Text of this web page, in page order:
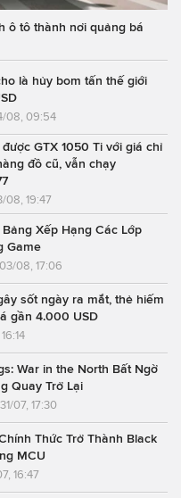
ô tô thành nơi quảng bá
là hủy bom tấn thế giới
08, 09:54
GTX 1050 Ti với giá chỉ
đồ cũ, vẫn chạy
08, 19:47
Xếp Hạng Các Lớp
Game
03/08, 17:06
sốt ngày ra mắt, thẻ hiếm
gần 4.000 USD
War in the North Bất Ngờ
Quay Trở Lại
31/07, 17:30
Thức Trở Thành Black
MCU
16:47